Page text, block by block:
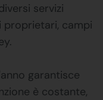
servizi
proprietari, campi
garantisce
è costante,